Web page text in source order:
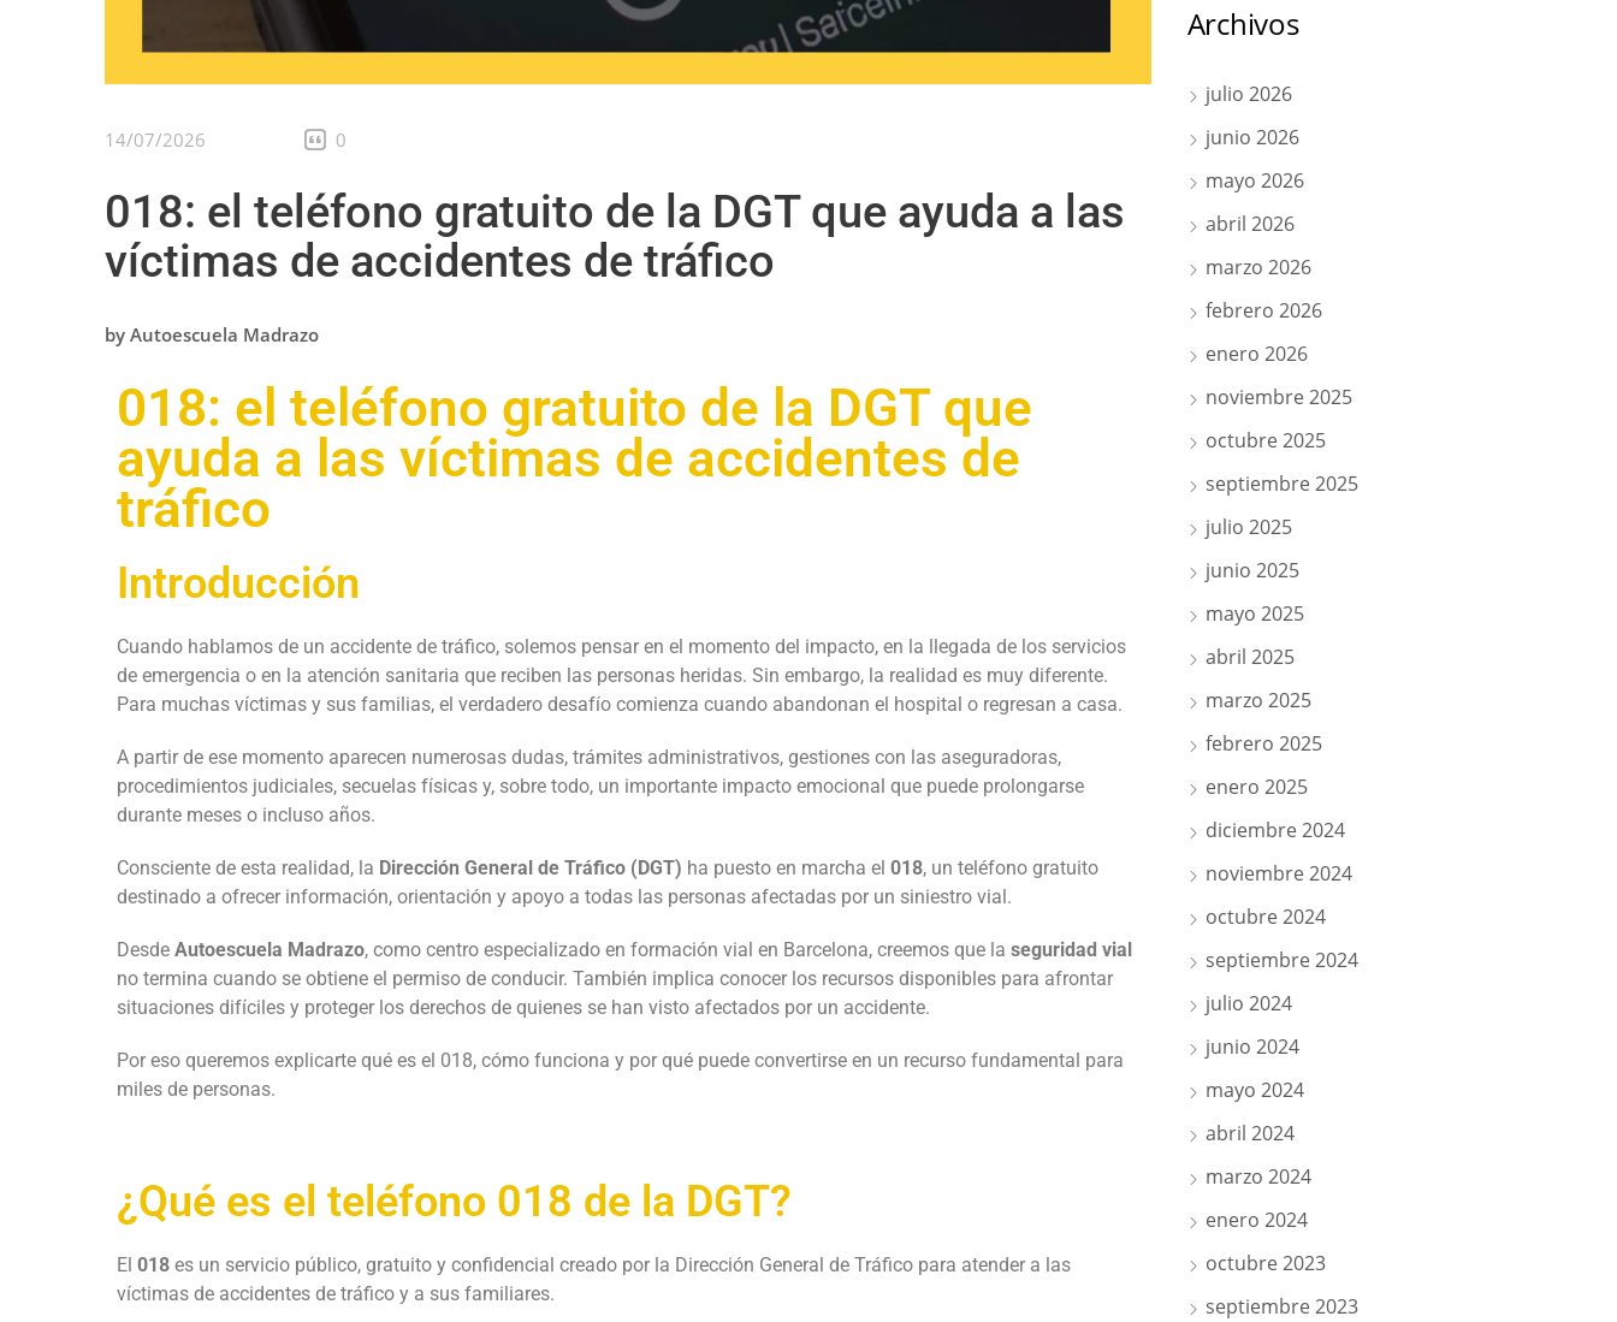
14/07/2026 0
018: el teléfono gratuito de la DGT que ayuda a las
víctimas de accidentes de tráfico
by Autoescuela Madrazo
018: el teléfono gratuito de la DGT que
ayuda a las víctimas de accidentes de
tráfico
Introducción
Cuando hablamos de un accidente de tráfico, solemos pensar en el momento del impacto, en la llegada de los servicios
de emergencia o en la atención sanitaria que reciben las personas heridas. Sin embargo, la realidad es muy diferente.
Para muchas víctimas y sus familias, el verdadero desafío comienza cuando abandonan el hospital o regresan a casa.
A partir de ese momento aparecen numerosas dudas, trámites administrativos, gestiones con las aseguradoras,
procedimientos judiciales, secuelas físicas y, sobre todo, un importante impacto emocional que puede prolongarse
durante meses o incluso años.
Consciente de esta realidad, la Dirección General de Tráfico (DGT) ha puesto en marcha el 018, un teléfono gratuito
destinado a ofrecer información, orientación y apoyo a todas las personas afectadas por un siniestro vial.
Desde Autoescuela Madrazo, como centro especializado en formación vial en Barcelona, creemos que la seguridad vial
no termina cuando se obtiene el permiso de conducir. También implica conocer los recursos disponibles para afrontar
situaciones difíciles y proteger los derechos de quienes se han visto afectados por un accidente.
Por eso queremos explicarte qué es el 018, cómo funciona y por qué puede convertirse en un recurso fundamental para
miles de personas.
¿Qué es el teléfono 018 de la DGT?
El 018es un servicio público, gratuito y confidencial creado por la Dirección General de Tráfico para atender a las
víctimas de accidentes de tráfico y a sus familiares.
Archivos
julio 2026
junio 2026
mayo 2026
abril 2026
marzo 2026
febrero 2026
enero 2026
noviembre 2025
octubre 2025
septiembre 2025
julio 2025
junio 2025
mayo 2025
abril 2025
marzo 2025
febrero 2025
enero 2025
diciembre 2024
noviembre 2024
octubre 2024
septiembre 2024
julio 2024
junio 2024
mayo 2024
abril 2024
marzo 2024
enero 2024
octubre 2023
septiembre 2023